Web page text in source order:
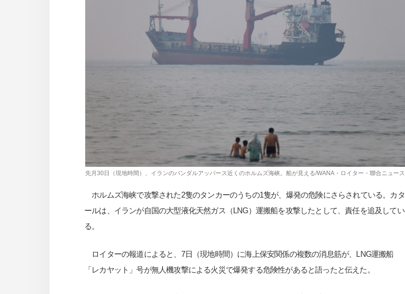
先月30日（現地時間）、イランのバンダルアッバース近くのホルムズ海峡。船が見える/WANA・ロイター・聯合ニュース
ホルムズ海峡で攻撃された2隻のタンカーのうちの1隻が、爆発の危険にさらされている。カタ
ールは、イランが自国の大型液化天然ガス（LNG）運搬船を攻撃したとして、責任を追及してい
る。
ロイターの報道によると、7日（現地時間）に海上保安関係の複数の消息筋が、LNG運搬船
「レカヤット」号が無人機攻撃による火災で爆発する危険性があると語ったと伝えた。